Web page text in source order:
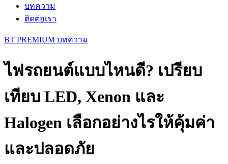
บทความ
ติดต่อเรา
BT PREMIUM บทความ
ไฟรถยนต์แบบไหนดี? เปรียบ
เทียบ LED, Xenon และ
Halogen เลือกอย่างไรให้คุ้มค่า
และปลอดภัย